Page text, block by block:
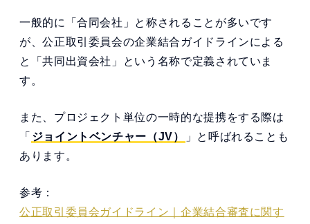
一般的に「合同会社」と称されることが多いです
が、公正取引委員会の企業結合ガイドラインによる
と「共同出資会社」という名称で定義されていま
す。
また、プロジェクト単位の一時的な提携をする際は
「 ジョイントベンチャー（JV）
」と呼ばれることも
あります。
参考：
公正取引委員会ガイドライン｜企業結合審査に関す